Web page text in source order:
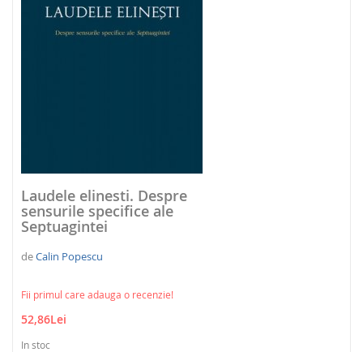
Laudele elinesti. Despre
sensurile specifice ale
Septuagintei
deCalin Popescu
Fii primul care adauga o recenzie!
52,86Lei
In stoc